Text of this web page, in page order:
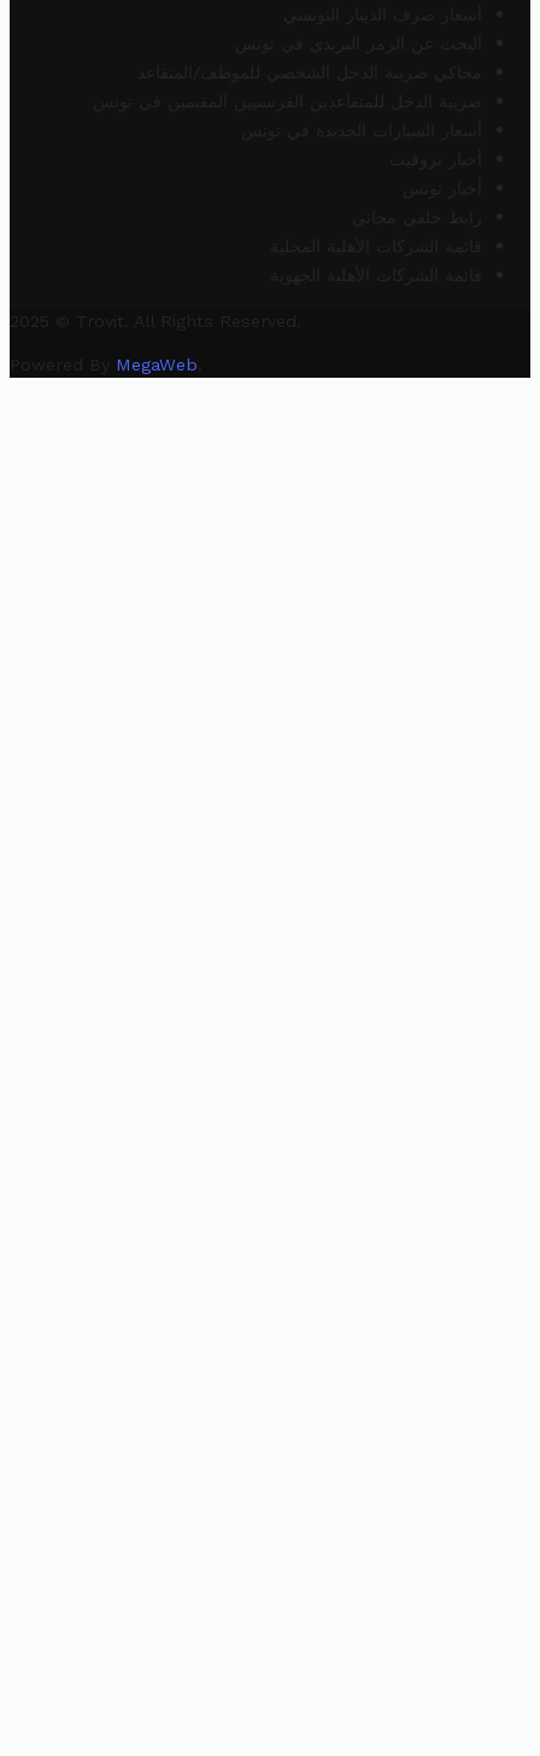
أسعار صرف الدينار التونسي
البحث عن الرمز البريدي في تونس
محاكي ضريبة الدخل الشخصي للموظف/المتقاعد
ضريبة الدخل للمتقاعدين الفرنسيين المقيمين في تونس
أسعار السيارات الجديدة في تونس
أخبار تروفيت
أخبار تونس
رابط خلفي مجاني
قائمة الشركات الأهلية المحلية
قائمة الشركات الأهلية الجهوية
2025 © Trovit. All Rights Reserved.
Powered By MegaWeb